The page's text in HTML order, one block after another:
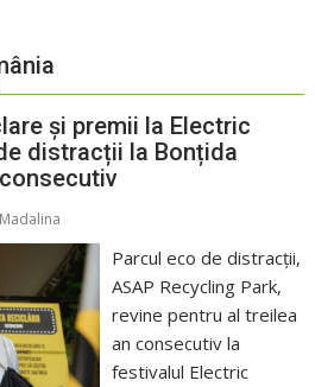
și premii la Electric
distracții la Bonțida
Parcul eco de distracții,
ASAP Recycling Park,
revine pentru al treilea
an consecutiv la
festivalul Electric